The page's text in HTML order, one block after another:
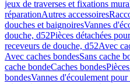
jeux de traverses et fixations
réparationAutres accessoires
douches et baignoiresVannes
douche, d52Pièces détachées
receveurs de douche, d52Avec
Avec caches bondesSans cache
cache bondeCaches bondes
bondesVannes d'écoulement